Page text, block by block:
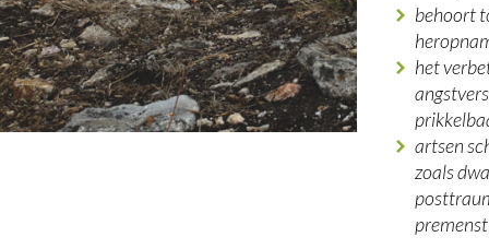
behoort
het
artsen
zoals